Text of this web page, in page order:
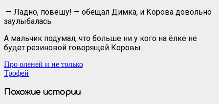
— Ладно, повешу! — обещал Димка, и Корова довольно
заулыбалась.
А мальчик подумал, что больше ни у кого на ёлке не
будет резиновой говорящей Коровы…
Навигация
по
записям
Про оленей и не только
Трофей
Похожие истории